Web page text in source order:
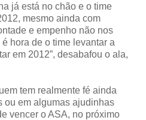
já está no chão e o time
mesmo ainda com
e empenho não nos
hora de o time levantar a
em 2012”, desabafou o ala,
tem realmente fé ainda
ou em algumas ajudinhas
vencer o ASA, no próximo